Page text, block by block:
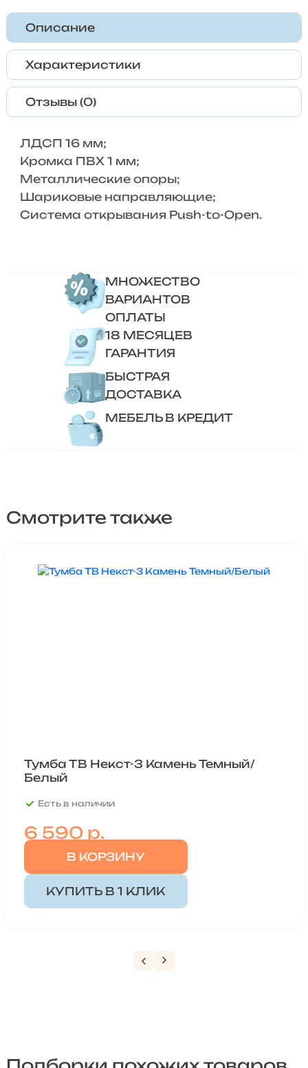
Описание
Характеристики
Отзывы (0)
ЛДСП 16 мм;
Кромка ПВХ 1 мм;
Металлические опоры;
Шариковые направляющие;
Система открывания Push-to-Open.
МНОЖЕСТВО
ВАРИАНТОВ
ОПЛАТЫ
18 МЕСЯЦЕВ
ГАРАНТИЯ
БЫСТРАЯ
ДОСТАВКА
МЕБЕЛЬ В КРЕДИТ
Смотрите также
Тумба ТВ Некст-3 Камень Темный/
Белый
Есть в наличии
6 590р.
В КОРЗИНУ
КУПИТЬ В 1 КЛИК